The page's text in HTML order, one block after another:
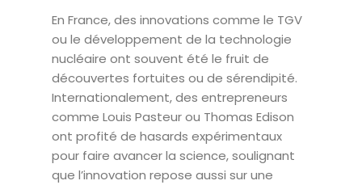
En France, des innovations comme le TGV
ou le développement de la technologie
nucléaire ont souvent été le fruit de
découvertes fortuites ou de sérendipité.
Internationalement, des entrepreneurs
comme Louis Pasteur ou Thomas Edison
ont profité de hasards expérimentaux
pour faire avancer la science, soulignant
que l’innovation repose aussi sur une